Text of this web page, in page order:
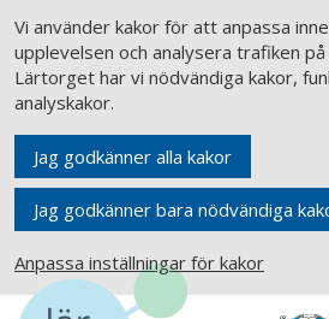
Vi använder kakor för att anpassa
upplevelsen och analysera trafiken
Lärtorget har vi nödvändiga kakor,
analyskakor.
Jag godkänner alla kakor
Jag godkänner bara nödvändiga
Anpassa inställningar för kakor